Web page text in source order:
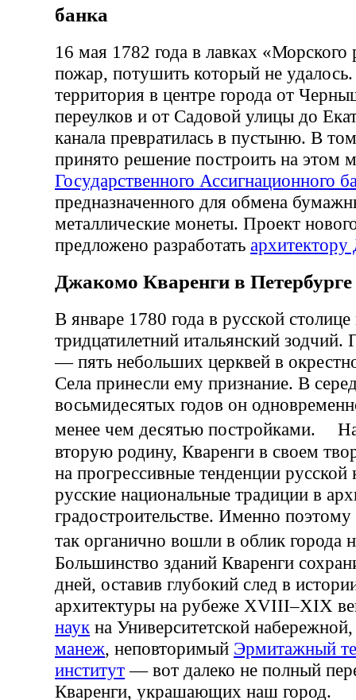
банка
16 мая 1782 года в лавках «Морского
пожар, потушить который не
территория в центре города от
переулков и от Садовой улицы до
канала превратилась в пустыню. В
принято решение построить на этом
Государственного Ассигнационного
предназначенного для обмена
металлические монеты. Проект
предложено разработать
Джакомо Кваренги в Петербурге
В январе 1780 года в русской столице
тридцатилетний итальянский
— пять небольших церквей в
Села принесли ему признание. В
восьмидесятых годов он
менее чем десятью постройками.
вторую родину, Кваренги в своем
на прогрессивные тенденции русской
русские национальные традиции в
градостроительстве. Именно поэтому
так органично вошли в облик
Большинство зданий Кваренги
дней, оставив глубокий след в
архитектуры на рубеже XVIII–XIX
наук на Университетской
манеж, неповторимый Эрмитажный
институт— вот далеко не полный
Кваренги, украшающих наш город.